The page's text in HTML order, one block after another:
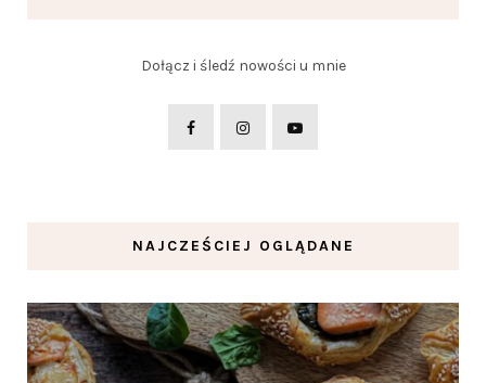
Dołącz i śledź nowości u mnie
NAJCZEŚCIEJ OGLĄDANE